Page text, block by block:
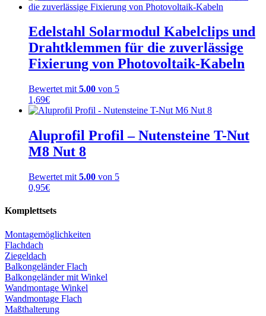
Edelstahl Solarmodul Kabelclips und
Drahtklemmen für die zuverlässige
Fixierung von Photovoltaik-Kabeln
Bewertet mit 5.00 von 5
1,69€
Aluprofil Profil – Nutensteine T-Nut
M8 Nut 8
Bewertet mit 5.00 von 5
0,95€
Komplettsets
Montagemöglichkeiten
Flachdach
Ziegeldach
Balkongeländer Flach
Balkongeländer mit Winkel
Wandmontage Winkel
Wandmontage Flach
Maßthalterung